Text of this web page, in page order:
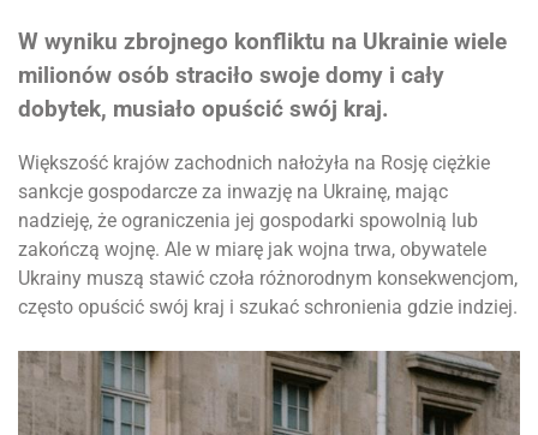
W wyniku zbrojnego konfliktu na Ukrainie wiele
milionów osób straciło swoje domy i cały
dobytek, musiało opuścić swój kraj.
Większość krajów zachodnich nałożyła na Rosję ciężkie
sankcje gospodarcze za inwazję na Ukrainę, mając
nadzieję, że ograniczenia jej gospodarki spowolnią lub
zakończą wojnę. Ale w miarę jak wojna trwa, obywatele
Ukrainy muszą stawić czoła różnorodnym konsekwencjom,
często opuścić swój kraj i szukać schronienia gdzie indziej.